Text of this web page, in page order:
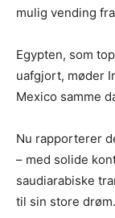
mulig vending
Egypten, som
uafgjort, møder
Mexico samme
Nu rapporterer
– med solide
saudiarabiske
til sin store drøm.